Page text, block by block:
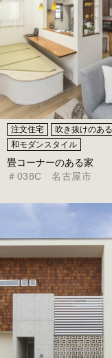
注文住宅
吹き抜けのあ
和モダンスタイル
畳コーナーのある家
＃038C 名古屋市